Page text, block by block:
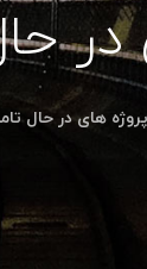
در
پروژه های در حال